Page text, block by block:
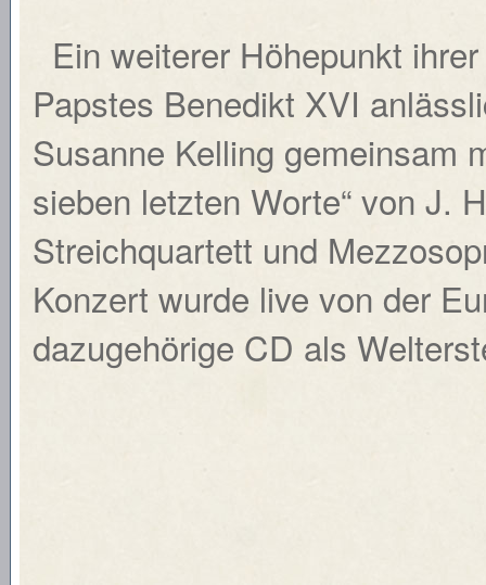
Ein weiterer Höhepunkt
Papstes Benedikt XVI
Susanne Kelling gemeinsam
sieben letzten Worte“ von J.
Streichquartett und
Konzert wurde live von der
dazugehörige CD als